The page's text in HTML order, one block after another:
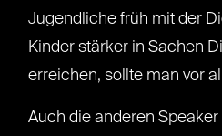
Jugendliche früh mit der
Kinder stärker in Sachen
erreichen, sollte man vor
Auch die anderen Speaker